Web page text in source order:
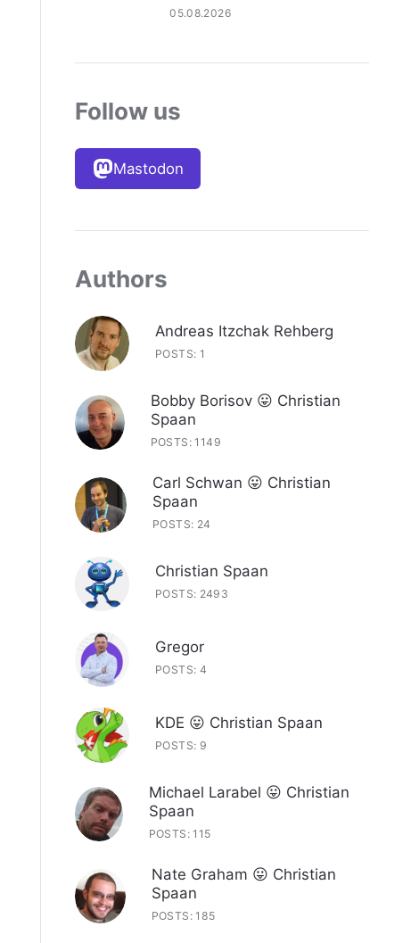
05.08.2026
Follow us
Mastodon
Authors
Andreas Itzchak Rehberg
POSTS: 1
Bobby Borisov 😛 Christian
Spaan
POSTS: 1149
Carl Schwan 😛 Christian
Spaan
POSTS: 24
Christian Spaan
POSTS: 2493
Gregor
POSTS: 4
KDE 😛 Christian Spaan
POSTS: 9
Michael Larabel 😛 Christian
Spaan
POSTS: 115
Nate Graham 😛 Christian
Spaan
POSTS: 185